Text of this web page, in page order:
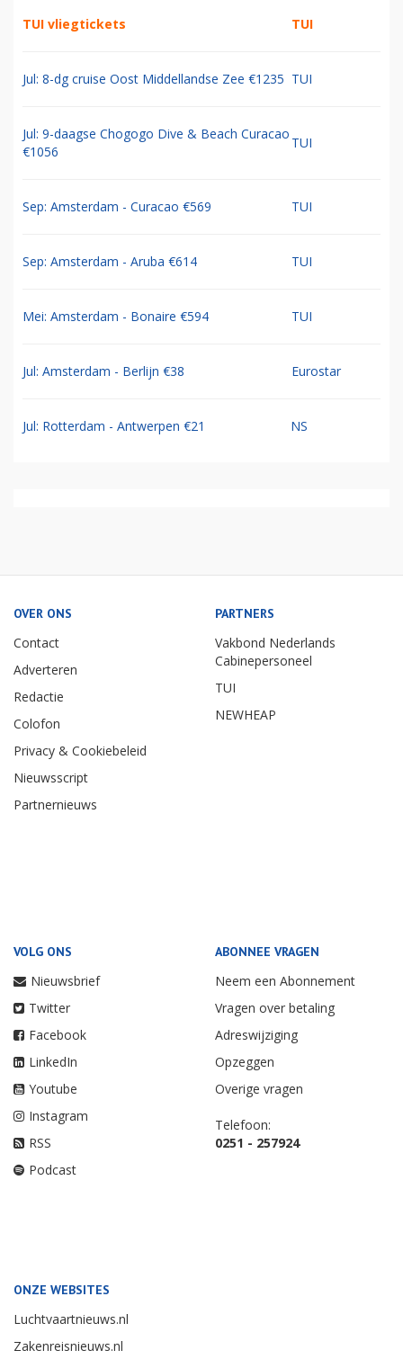
TUI vliegtickets TUI
Jul: 8-dg cruise Oost Middellandse Zee €1235 TUI
Jul: 9-daagse Chogogo Dive & Beach Curacao
€1056
TUI
Sep: Amsterdam - Curacao €569 TUI
Sep: Amsterdam - Aruba €614 TUI
Mei: Amsterdam - Bonaire €594 TUI
Jul: Amsterdam - Berlijn €38 Eurostar
Jul: Rotterdam - Antwerpen €21 NS
OVER ONS
Contact
Adverteren
Redactie
Colofon
Privacy & Cookiebeleid
Nieuwsscript
Partnernieuws
PARTNERS
Vakbond Nederlands
Cabinepersoneel
TUI
NEWHEAP
VOLG ONS
Nieuwsbrief
Twitter
Facebook
LinkedIn
Youtube
Instagram
RSS
Podcast
ABONNEE VRAGEN
Neem een Abonnement
Vragen over betaling
Adreswijziging
Opzeggen
Overige vragen
Telefoon:
0251 - 257924
ONZE WEBSITES
Luchtvaartnieuws.nl
Zakenreisnieuws.nl